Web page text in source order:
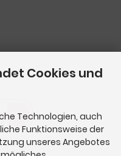
Cookies und
Technologien, auch
Funktionsweise der
unseres Angebotes